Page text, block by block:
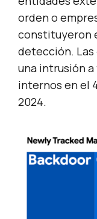
orden o
constituyeron
detección.
una intrusión
internos en el
2024.